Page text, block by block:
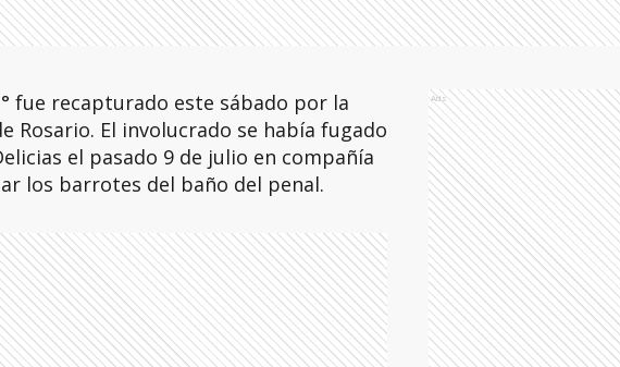
fue recapturado este sábado por la
Rosario. El involucrado se había fugado
el pasado 9 de julio en compañía
los barrotes del baño del penal.
Ads